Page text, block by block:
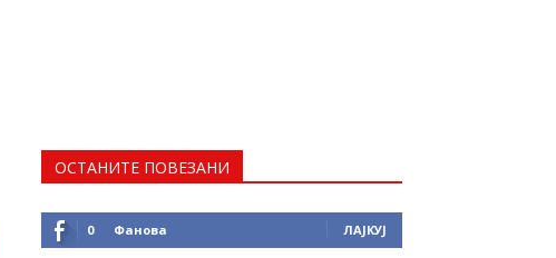
ОСТАНИТЕ ПОВЕЗАНИ
0 Фанова ЛАЈКУЈ